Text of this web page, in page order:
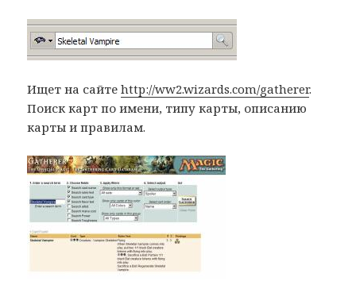
Ищет на сайтеhttp://ww2.wizards.com/gatherer.
Поиск карт по имени, типу карты, описанию
карты и правилам.